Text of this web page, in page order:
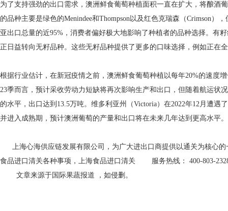
为了支持强劲的出口需求，澳洲鲜食葡萄种植面积一直在扩大，将酿酒
的品种主要是绿色的Menindee和Thompson以及红色克瑞森（Crimson
亚出口总量的近95%，消费者偏好极大地影响了种植者的品种选择。有
正日益转向无籽品种。这些无籽品种提供了更多的口味选择，例如正在
根据行业估计，在新冠疫情之前，澳洲鲜食葡萄种植以每年20%的速度
23季而言，预计采收劳动力短缺将再次影响生产和出口，但随着航运状
的水平，出口达到13.5万吨。维多利亚州（Victoria）在2022年12月遭
并进入成熟期，预计澳洲葡萄的产量和出口将在未来几年达到更高水平。
上海心海供应链发展有限公司，为广大进出口商提供以通关为核心的
食品进口清关各种事项，上海食品进口清关 服务热线： 400-803-
文章来源于 国际果蔬报道 ，如侵删。